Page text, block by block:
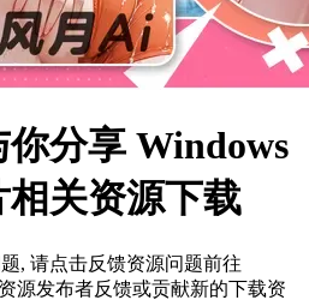
分享 Windows
关资源下载
, 请点击反馈资源问题前往
源发布者反馈或贡献新的下载资